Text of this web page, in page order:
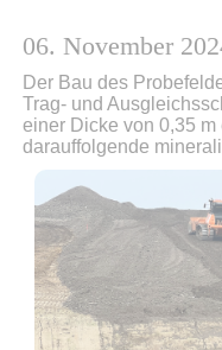
06. November
Der Bau des
Trag- und
einer Dicke von 0,35
darauffolgende